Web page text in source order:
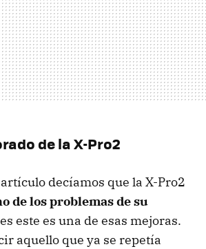
de la X-Pro2
decíamos que la X-Pro2
de los problemas de su
este es una de esas mejoras.
aquello que ya se repetía